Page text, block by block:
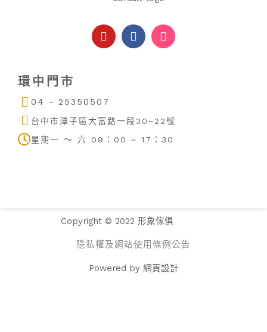
Y
o
u
e
F
a
c
I
n
s
m
環中門市
04 - 25350507
台中市潭子區大富路一段30~22號
星期一 ～ 六 09：00 ~ 17：30
Copyright © 2022 形象傢俱
隱私權及網站使用條例公告
Powered by 網頁設計